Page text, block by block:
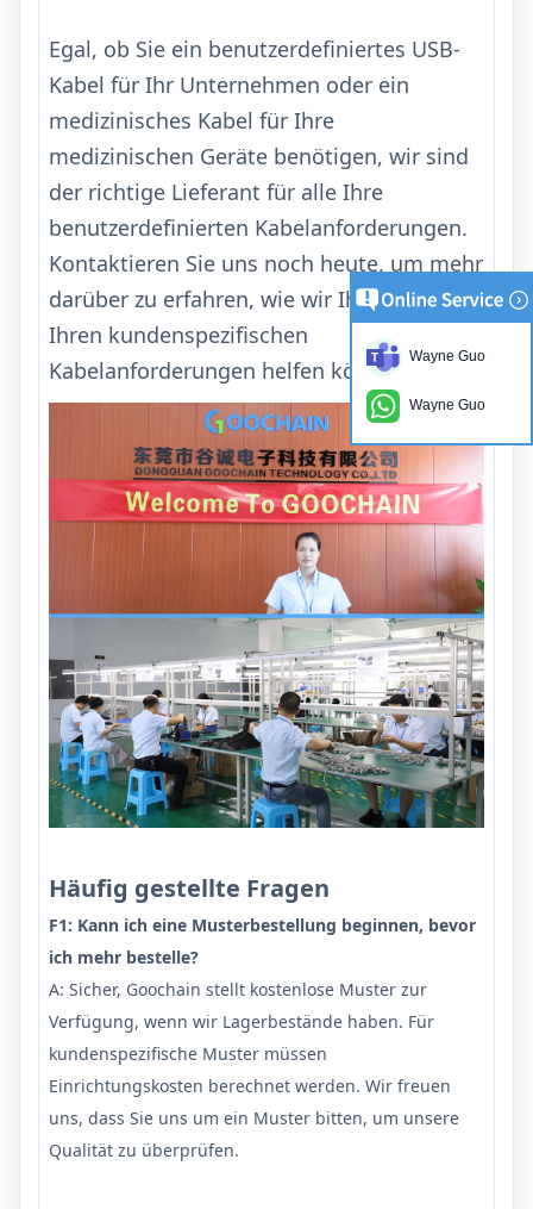
Egal, ob Sie ein benutzerdefiniertes USB-
Kabel für Ihr Unternehmen oder ein
medizinisches Kabel für Ihre
medizinischen Geräte benötigen, wir sind
der richtige Lieferant für alle Ihre
benutzerdefinierten Kabelanforderungen.
Kontaktieren Sie uns noch heute, um mehr
darüber zu erfahren, wie wir Ihnen bei
Ihren kundenspezifischen
Kabelanforderungen helfen können.
Häufig gestellte Fragen
F1: Kann ich eine Musterbestellung beginnen, bevor
ich mehr bestelle?
A: Sicher, Goochain stellt kostenlose Muster zur
Verfügung, wenn wir Lagerbestände haben. Für
kundenspezifische Muster müssen
Einrichtungskosten berechnet werden. Wir freuen
uns, dass Sie uns um ein Muster bitten, um unsere
Qualität zu überprüfen.
Wayne Guo
Wayne Guo